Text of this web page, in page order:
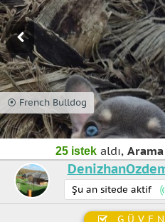
⦿ French Bulldog
25 istek aldı, Arama
Şu an sitede aktif